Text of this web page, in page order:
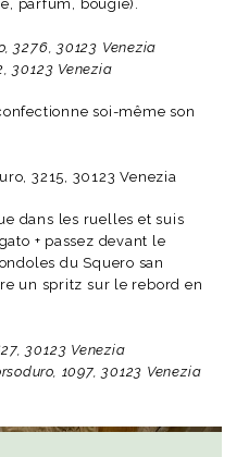
parfum, bougie).
3276, 30123 Venezia
30123 Venezia
soi-même son
3215, 30123 Venezia
dans les ruelles et suis
+ passez devant le
du Squero san
un spritz sur le rebord en
30123 Venezia
1097, 30123 Venezia